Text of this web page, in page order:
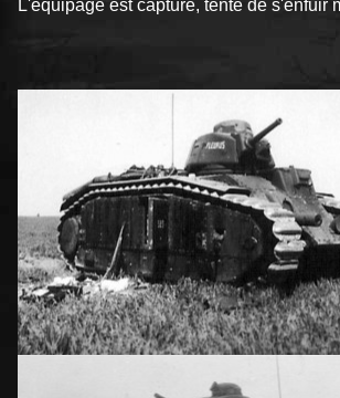
L'équipage est capturé, tente de s'enfuir